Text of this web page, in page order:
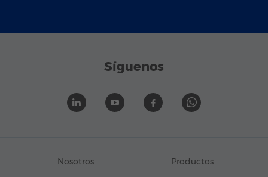
Síguenos
Nosotros Productos